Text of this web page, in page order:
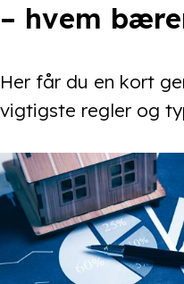
– hvem
Her får du en kort
vigtigste regler og